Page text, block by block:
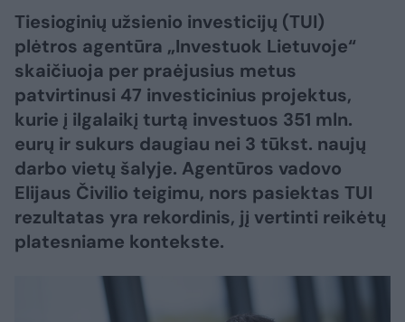
Tiesioginių užsienio investicijų (TUI)
plėtros agentūra „Investuok Lietuvoje“
skaičiuoja per praėjusius metus
patvirtinusi 47 investicinius projektus,
kurie į ilgalaikį turtą investuos 351 mln.
eurų ir sukurs daugiau nei 3 tūkst. naujų
darbo vietų šalyje. Agentūros vadovo
Elijaus Čivilio teigimu, nors pasiektas TUI
rezultatas yra rekordinis, jį vertinti reikėtų
platesniame kontekste.